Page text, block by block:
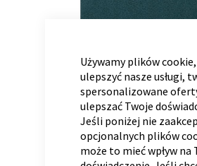
Używamy plików
ulepszyć nasze usługi,
spersonalizowane
ulepszać Twoje
Jeśli poniżej nie
opcjonalnych plików
może to mieć wpływ na
Skandynawskie
Regał
Wszystkie dodatki